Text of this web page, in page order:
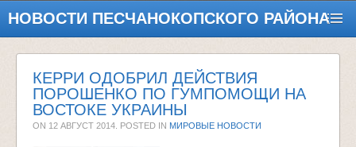
НОВОСТИ ПЕСЧАНОКОПСКОГО РАЙОНА
КЕРРИ ОДОБРИЛ ДЕЙСТВИЯ
ПОРОШЕНКО ПО ГУМПОМОЩИ НА
ВОСТОКЕ УКРАИНЫ
ON 12 АВГУСТ 2014 . POSTED IN МИРОВЫЕ НОВОСТИ